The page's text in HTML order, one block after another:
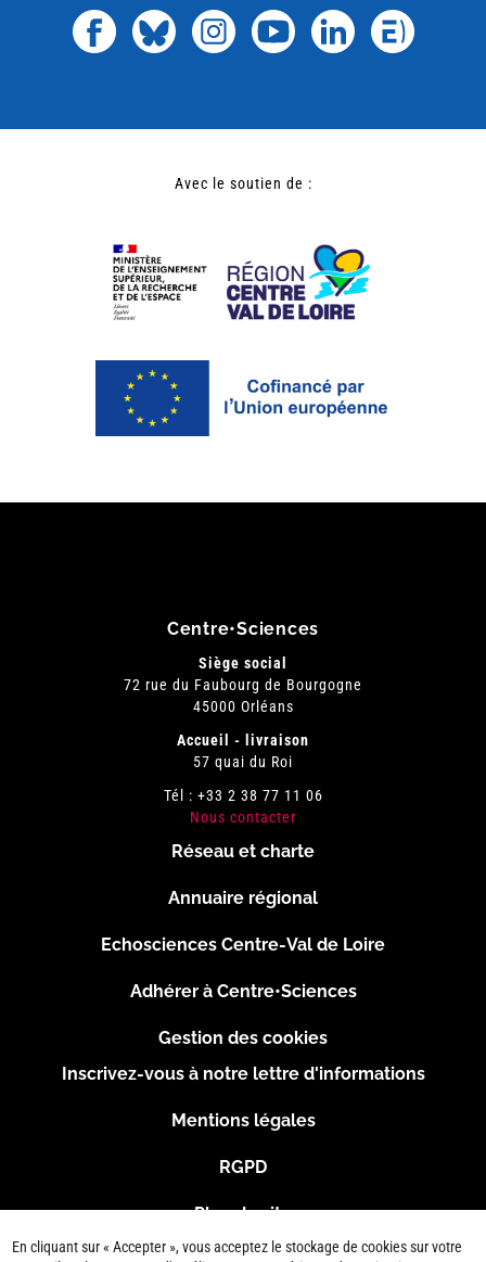
Avec le soutien de :
Centre•Sciences
Siège social
72 rue du Faubourg de Bourgogne
45000 Orléans
Accueil - livraison
57 quai du Roi
Tél : +33 2 38 77 11 06
Nous contacter
page
Réseau et charte
Annuaire régional
Echosciences Centre-Val de Loire
Adhérer à Centre•Sciences
Gestion des cookies
Inscrivez-vous à notre lettre d'informations
Mentions légales
RGPD
Plan du site
En cliquant sur « Accepter », vous acceptez le stockage de cookies sur votre